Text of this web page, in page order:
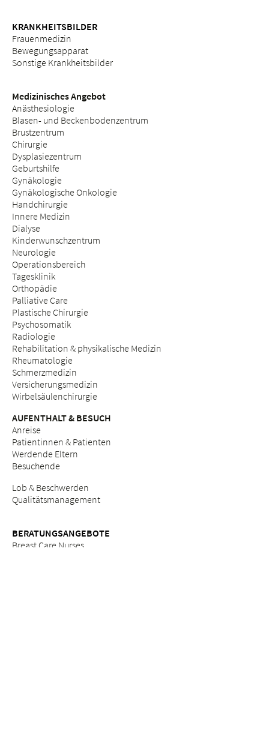
KRANKHEITSBILDER
Frauenmedizin
Bewegungsapparat
Sonstige Krankheitsbilder
Medizinisches Angebot
Anästhesiologie
Blasen- und Beckenbodenzentrum
Brustzentrum
Chirurgie
Dysplasiezentrum
Geburtshilfe
Gynäkologie
Gynäkologische Onkologie
Handchirurgie
Innere Medizin
Dialyse
Kinderwunschzentrum
Neurologie
Operationsbereich
Tagesklinik
Orthopädie
Palliative Care
Plastische Chirurgie
Psychosomatik
Radiologie
Rehabilitation & physikalische Medizin
Rheumatologie
Schmerzmedizin
Versicherungsmedizin
Wirbelsäulenchirurgie
AUFENTHALT & BESUCH
Anreise
Patientinnen & Patienten
Werdende Eltern
Besuchende
Lob & Beschwerden
Qualitätsmanagement
BERATUNGSANGEBOTE
Breast Care Nurses